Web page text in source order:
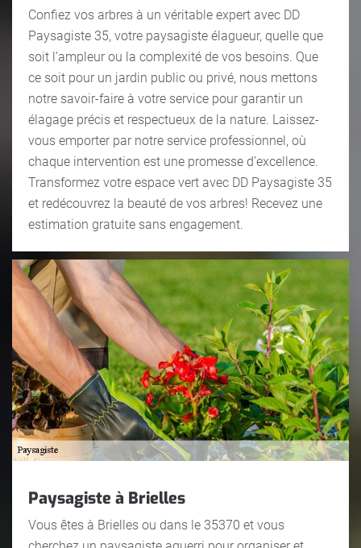
Confiez vos arbres à un véritable expert avec DD
Paysagiste 35, votre paysagiste élagueur, quelle que
soit l’ampleur ou la complexité de vos besoins. Que
ce soit pour un jardin public ou privé, nous mettons
notre savoir-faire à votre service pour garantir un
élagage précis et respectueux de la nature. Laissez-
vous emporter par notre service professionnel, où
chaque intervention est une promesse d’excellence.
Transformez votre espace vert avec DD Paysagiste 35
et redécouvrez la beauté de vos arbres! Recevez une
estimation gratuite sans engagement.
Paysagiste à Brielles
Vous êtes à Brielles ou dans le 35370 et vous